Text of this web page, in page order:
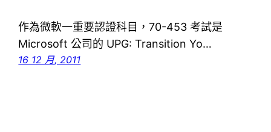
作為微軟一重要認證科目，70-453 考試是
Microsoft 公司的 UPG: Transition Yo…
16 12 月, 2011